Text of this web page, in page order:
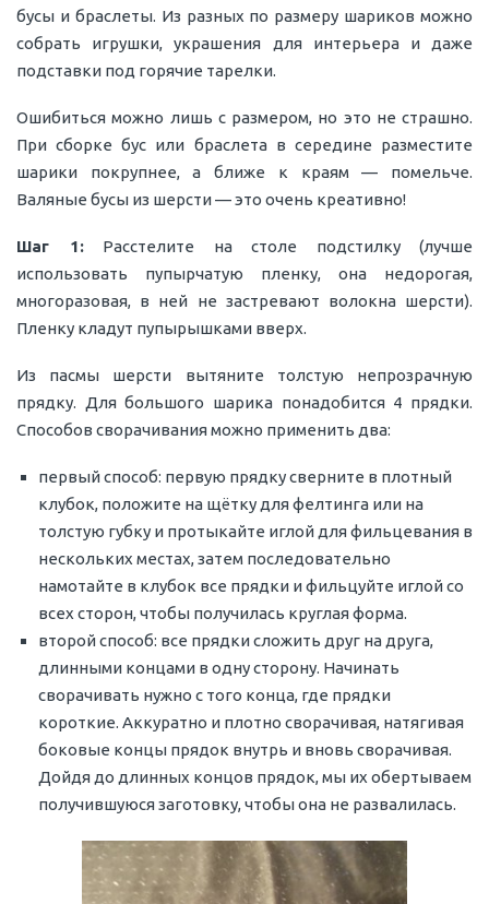
бусы и браслеты. Из разных по размеру шариков можно
собрать игрушки, украшения для интерьера и даже
подставки под горячие тарелки.
Ошибиться можно лишь с размером, но это не страшно.
При сборке бус или браслета в середине разместите
шарики покрупнее, а ближе к краям — помельче.
Валяные бусы из шерсти — это очень креативно!
Шаг 1:Расстелите на столе подстилку (лучше
использовать пупырчатую пленку, она недорогая,
многоразовая, в ней не застревают волокна шерсти).
Пленку кладут пупырышками вверх.
Из пасмы шерсти вытяните толстую непрозрачную
прядку. Для большого шарика понадобится 4 прядки.
Способов сворачивания можно применить два:
первый способ: первую прядку сверните в плотный
клубок, положите на щётку для фелтинга или на
толстую губку и протыкайте иглой для фильцевания в
нескольких местах, затем последовательно
намотайте в клубок все прядки и фильцуйте иглой со
всех сторон, чтобы получилась круглая форма.
второй способ: все прядки сложить друг на друга,
длинными концами в одну сторону. Начинать
сворачивать нужно с того конца, где прядки
короткие. Аккуратно и плотно сворачивая, натягивая
боковые концы прядок внутрь и вновь сворачивая.
Дойдя до длинных концов прядок, мы их обертываем
получившуюся заготовку, чтобы она не развалилась.